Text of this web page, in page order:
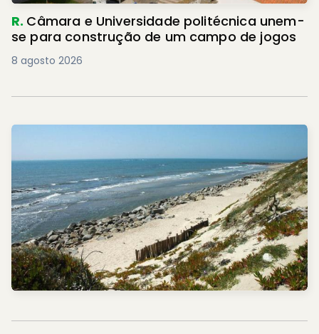
R. Câmara e Universidade politécnica unem-
se para construção de um campo de jogos
8 agosto 2026